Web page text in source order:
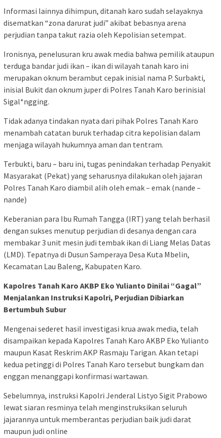
Informasi lainnya dihimpun, ditanah karo sudah selayaknya
disematkan “zona darurat judi” akibat bebasnya arena
perjudian tanpa takut razia oleh Kepolisian setempat.
Ironisnya, penelusuran kru awak media bahwa pemilik ataupun
terduga bandar judi ikan – ikan di wilayah tanah karo ini
merupakan oknum berambut cepak inisial nama P. Surbakti,
inisial Bukit dan oknum juper di Polres Tanah Karo berinisial
Sigal*ngging.
Tidak adanya tindakan nyata dari pihak Polres Tanah Karo
menambah catatan buruk terhadap citra kepolisian dalam
menjaga wilayah hukumnya aman dan tentram.
Terbukti, baru – baru ini, tugas penindakan terhadap Penyakit
Masyarakat (Pekat) yang seharusnya dilakukan oleh jajaran
Polres Tanah Karo diambil alih oleh emak – emak (nande –
nande)
Keberanian para Ibu Rumah Tangga (IRT) yang telah berhasil
dengan sukses menutup perjudian di desanya dengan cara
membakar 3 unit mesin judi tembak ikan di Liang Melas Datas
(LMD). Tepatnya di Dusun Samperaya Desa Kuta Mbelin,
Kecamatan Lau Baleng, Kabupaten Karo.
Kapolres Tanah Karo AKBP Eko Yulianto Dinilai “Gagal”
Menjalankan Instruksi Kapolri, Perjudian Dibiarkan
Bertumbuh Subur
Mengenai sederet hasil investigasi krua awak media, telah
disampaikan kepada Kapolres Tanah Karo AKBP Eko Yulianto
maupun Kasat Reskrim AKP Rasmaju Tarigan. Akan tetapi
kedua petinggi di Polres Tanah Karo tersebut bungkam dan
enggan menanggapi konfirmasi wartawan.
Sebelumnya, instruksi Kapolri Jenderal Listyo Sigit Prabowo
lewat siaran resminya telah menginstruksikan seluruh
jajarannya untuk memberantas perjudian baik judi darat
maupun judi online